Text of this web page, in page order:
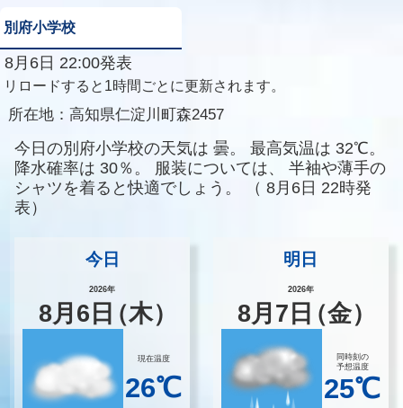
別府小学校
8月6日 22:00発表
リロードすると1時間ごとに更新されます。
所在地： 高知県仁淀川町森2457
今日の別府小学校の天気は 曇。 最高気温は 32℃。
降水確率は 30％。 服装については、
半袖や薄手の
シャツを着ると快適でしょう。
（ 8月6日 22時発
表）
今日
2026年
8月 6 日（木）
現在温度
26℃
明日
2026年
8月 7 日（金）
同時刻の
予想温度
25℃